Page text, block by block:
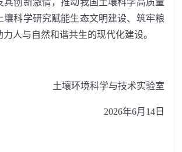
其创新激情，推动我国土壤科学高质量
壤科学研究赋能生态文明建设、筑牢粮
人与自然和谐共生的现代化建设。
土壤环境科学与技术实验室
2026年6月14日